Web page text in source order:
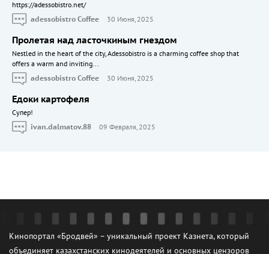
https://adessobistro.net/
adessobistro Coffee
30 Июня, 2025
Пролетая над ласточкиным гнездом
Nestled in the heart of the city, Adessobistro is a charming coffee shop that
offers a warm and inviting...
adessobistro Coffee
30 Июня, 2025
Едоки картофеля
Cупер!
ivan.dalmatov.88
09 Февраля, 2025
Кинопортал «Бродвей» – уникальный проект Казнета, который
объединяет казахстанских кинодеятелей и основных цензоров